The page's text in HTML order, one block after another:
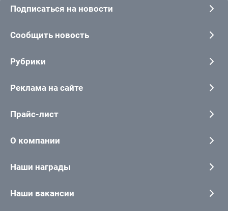
Подписаться на новости
Сообщить новость
Рубрики
Реклама на сайте
Прайс-лист
О компании
Наши награды
Наши вакансии